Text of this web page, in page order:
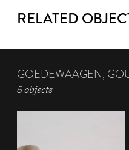
RELATED
GOEDEWAAGEN,
5 objects